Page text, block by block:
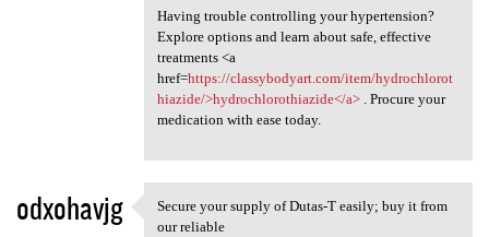
Having trouble controlling your hypertension?
Explore options and learn about safe, effective
treatments <a
href=https://classybodyart.com/item/hydrochlorot
hiazide/>hydrochlorothiazide</a>. Procure your
medication with ease today.
odxohavjg
Secure your supply of Dutas-T
Secure your supply of Dutas-T easily; buy it from
our reliable